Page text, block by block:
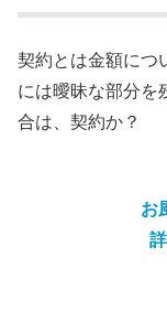
契約とは金額につ
には曖昧な部分を
合は、契約か？
お